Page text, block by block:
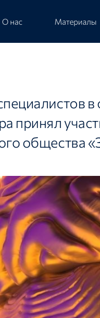
О нас Материалы
в
принял
общества